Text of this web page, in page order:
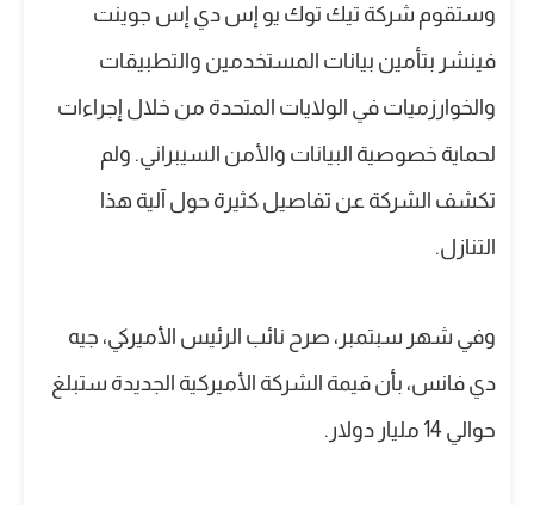
وستقوم شركة تيك توك يو إس دي إس جوينت
فينشر بتأمين بيانات المستخدمين والتطبيقات
والخوارزميات في الولايات المتحدة من خلال إجراءات
لحماية خصوصية البيانات والأمن السيبراني. ولم
تكشف الشركة عن تفاصيل كثيرة حول آلية هذا
التنازل.
وفي شهر سبتمبر، صرح نائب الرئيس الأميركي، جيه
دي فانس، بأن قيمة الشركة الأميركية الجديدة ستبلغ
حوالي 14 مليار دولار.